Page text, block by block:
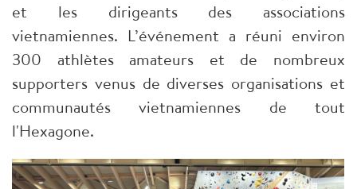
et les dirigeants des associations
vietnamiennes. L’événement a réuni environ
300 athlètes amateurs et de nombreux
supporters venus de diverses organisations et
communautés vietnamiennes de tout
l'Hexagone.